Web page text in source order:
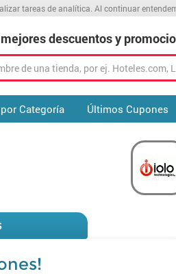
tareas de analítica. Al continuar
descuentos y
Categoría Últimos Cupones